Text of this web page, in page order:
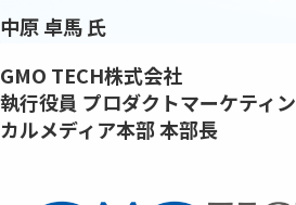
中原 卓馬 氏
GMO TECH株式会社
執行役員 プロダクトマーケティ
カルメディア本部 本部長